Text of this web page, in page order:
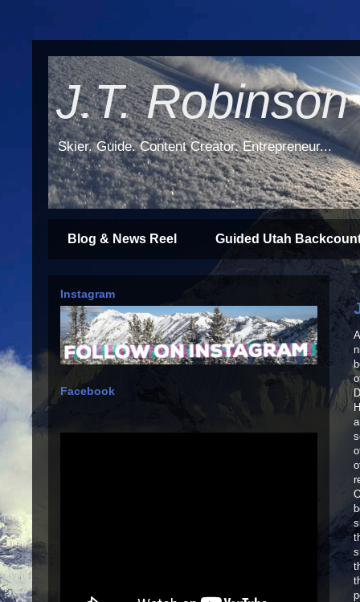
J.T. Robinson
Skier. Guide. Content Creator. Entrepreneur...
Blog & News Reel Guided Utah
Instagram
Facebook